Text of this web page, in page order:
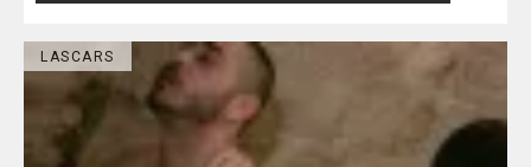
LASCARS